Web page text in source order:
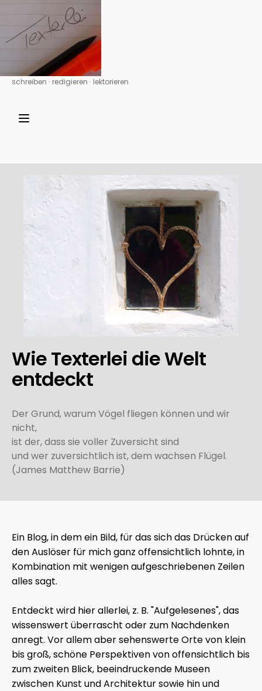
schreiben ∙ redigieren ∙ lektorieren
Wie Texterlei die Welt
entdeckt
Der Grund, warum Vögel fliegen können und wir
nicht,
ist der, dass sie voller Zuversicht sind
und wer zuversichtlich ist, dem wachsen Flügel.
(James Matthew Barrie)
Ein Blog, in dem ein Bild, für das sich das Drücken auf
den Auslöser für mich ganz offensichtlich lohnte, in
Kombination mit wenigen aufgeschriebenen Zeilen
alles sagt.
Entdeckt wird hier allerlei, z. B. "Aufgelesenes", das
wissenswert überrascht oder zum Nachdenken
anregt. Vor allem aber sehenswerte Orte von klein
bis groß, schöne Perspektiven von offensichtlich bis
zum zweiten Blick, beeindruckende Museen
zwischen Kunst und Architektur sowie hin und